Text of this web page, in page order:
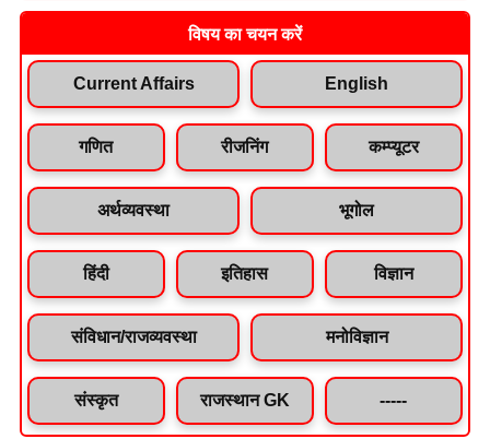
विषय का चयन करें
Current Affairs English
गणित रीजनिंग कम्प्यूटर
अर्थव्यवस्था भूगोल
हिंदी इतिहास विज्ञान
संविधान/राजव्यवस्था मनोविज्ञान
संस्कृत राजस्थान GK -----